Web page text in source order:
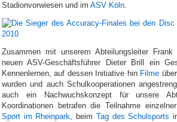
Stadionvorwiesen und im ASV Köln.
Zusammen mit unserem Abteilungsleiter
neuen ASV-Geschäftsführer Dieter Brill ein
Kennenlernen, auf dessen Initiative hin Filme
wurden und auch Schulkooperationen
auch ein Nachwuchskonzept für unsere
Koordinationen betrafen die Teilnahme
Sport im Rheinpark, beim Tag des Schulsports